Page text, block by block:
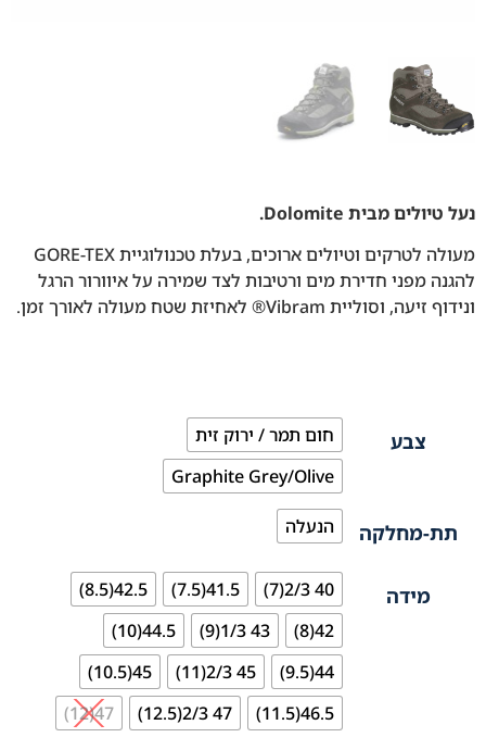
נעל טיולים מבית Dolomite.
מעולה לטרקים וטיולים ארוכים, בעלת טכנולוגיית GORE-TEX
להגנה מפני חדירת מים ורטיבות לצד שמירה על איוורור הרגל
ונידוף זיעה, וסוליית Vibram® לאחיזת שטח מעולה לאורך זמן.
צבע
חום תמר / ירוק זית
Graphite Grey/Olive
תת-מחלקה הנעלה
מידה 40 2/3(7)
41.5(7.5)
42.5(8.5)
42(8)
43 1/3(9)
44.5(10)
44(9.5)
45 2/3(11)
45(10.5)
46.5(11.5)
47 2/3(12.5)
47(12)